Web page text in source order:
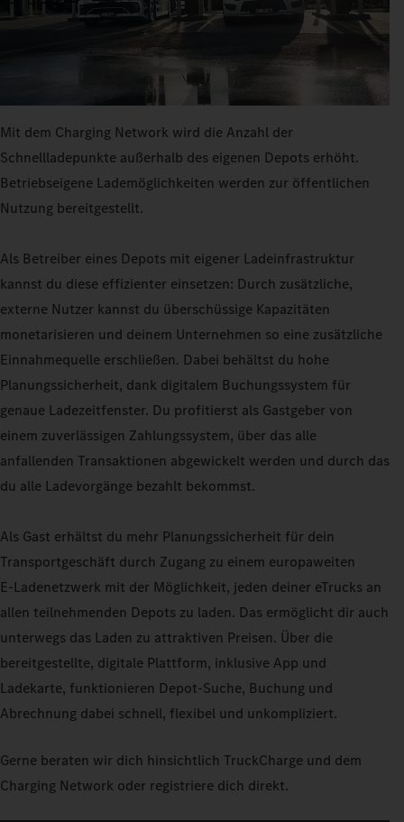
Mit dem Charging Network wird die Anzahl der
Schnellladepunkte außerhalb des eigenen Depots erhöht.
Betriebseigene Lademöglichkeiten werden zur öffentlichen
Nutzung bereitgestellt.
Als Betreiber eines Depots mit eigener Ladeinfrastruktur
kannst du diese effizienter einsetzen: Durch zusätzliche,
externe Nutzer kannst du überschüssige Kapazitäten
monetarisieren und deinem Unternehmen so eine zusätzliche
Einnahmequelle erschließen. Dabei behältst du hohe
Planungssicherheit, dank digitalem Buchungssystem für
genaue Ladezeitfenster. Du profitierst als Gastgeber von
einem zuverlässigen Zahlungssystem, über das alle
anfallenden Transaktionen abgewickelt werden und durch das
du alle Ladevorgänge bezahlt bekommst.
Als Gast erhältst du mehr Planungssicherheit für dein
Transportgeschäft durch Zugang zu einem europaweiten
E‑Ladenetzwerk mit der Möglichkeit, jeden deiner eTrucks an
allen teilnehmenden Depots zu laden. Das ermöglicht dir auch
unterwegs das Laden zu attraktiven Preisen. Über die
bereitgestellte, digitale Plattform, inklusive App und
Ladekarte, funktionieren Depot-Suche, Buchung und
Abrechnung dabei schnell, flexibel und unkompliziert.
Gerne beraten wir dich hinsichtlich TruckCharge und dem
Charging Network oder registriere dich direkt.